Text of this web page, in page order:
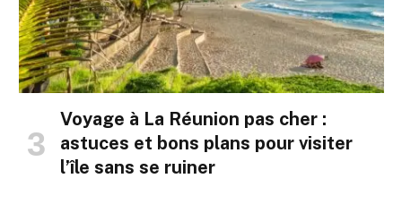
Voyage à La Réunion pas cher :
astuces et bons plans pour visiter
l’île sans se ruiner